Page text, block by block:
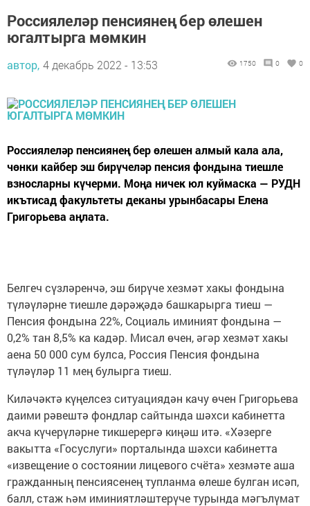
Россиялеләр пенсиянең бер өлешен
югалтырга мөмкин
автор, 4 декабрь 2022 - 13:53 1750 0 0
Россиялеләр пенсиянең бер өлешен алмый кала ала,
чөнки кайбер эш бирүчеләр пенсия фондына тиешле
взносларны күчерми. Моңа ничек юл куймаска — РУДН
икътисад факультеты деканы урынбасары Елена
Григорьева аңлата.
Белгеч сүзләренчә, эш бирүче хезмәт хакы фондына
түләүләрне тиешле дәрәҗәдә башкарырга тиеш —
Пенсия фондына 22%, Социаль иминият фондына —
0,2% тан 8,5% ка кадәр. Мисал өчен, әгәр хезмәт хакы
аена 50 000 сум булса, Россия Пенсия фондына
түләүләр 11 мең булырга тиеш.
Киләчәктә күңелсез ситуациядән качу өчен Григорьева
даими рәвештә фондлар сайтында шәхси кабинетта
акча күчерүләрне тикшерергә киңәш итә. «Хәзерге
вакытта «Госуслуги» порталында шәхси кабинетта
«извещение о состоянии лицевого счёта» хезмәте аша
гражданның пенсиясенең тупланма өлеше булган исәп,
балл, стаж һәм иминиятләштерүче турында мәгълүмат